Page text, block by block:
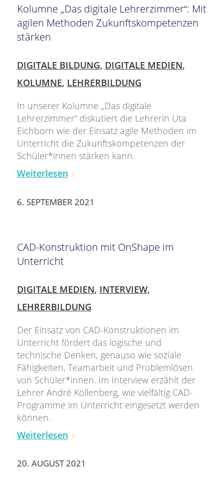
Kolumne „Das digitale Lehrerzimmer“: Mit
agilen Methoden Zukunftskompetenzen
stärken
DIGITALE BILDUNG, DIGITALE MEDIEN,
KOLUMNE, LEHRERBILDUNG
In unserer Kolumne „Das digitale
Lehrerzimmer“ diskutiert die Lehrerin Uta
Eichborn wie der Einsatz agile Methoden im
Unterricht die Zukunftskompetenzen der
Schüler*innen stärken kann.
Weiterlesen
6. SEPTEMBER 2021
CAD-Konstruktion mit OnShape im
Unterricht
DIGITALE MEDIEN, INTERVIEW,
LEHRERBILDUNG
Der Einsatz von CAD-Konstruktionen im
Unterricht fördert das logische und
technische Denken, genauso wie soziale
Fähigkeiten, Teamarbeit und Problemlösen
von Schüler*innen. Im Interview erzählt der
Lehrer André Kollenberg, wie vielfältig CAD-
Programme im Unterricht eingesetzt werden
können.
Weiterlesen
20. AUGUST 2021